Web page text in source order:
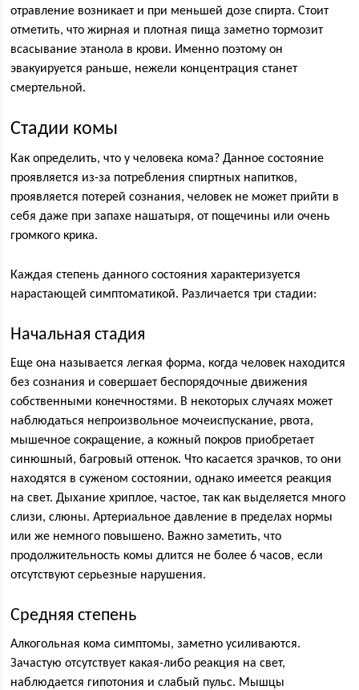
отравление возникает и при меньшей дозе спирта. Стоит
отметить, что жирная и плотная пища заметно тормозит
всасывание этанола в крови. Именно поэтому он
эвакуируется раньше, нежели концентрация станет
смертельной.
Стадии комы
Как определить, что у человека кома? Данное состояние
проявляется из-за потребления спиртных напитков,
проявляется потерей сознания, человек не может прийти в
себя даже при запахе нашатыря, от пощечины или очень
громкого крика.
Каждая степень данного состояния характеризуется
нарастающей симптоматикой. Различается три стадии:
Начальная стадия
Еще она называется легкая форма, когда человек находится
без сознания и совершает беспорядочные движения
собственными конечностями. В некоторых случаях может
наблюдаться непроизвольное мочеиспускание, рвота,
мышечное сокращение, а кожный покров приобретает
синюшный, багровый оттенок. Что касается зрачков, то они
находятся в суженом состоянии, однако имеется реакция
на свет. Дыхание хриплое, частое, так как выделяется много
слизи, слюны. Артериальное давление в пределах нормы
или же немного повышено. Важно заметить, что
продолжительность комы длится не более 6 часов, если
отсутствуют серьезные нарушения.
Средняя степень
Алкогольная кома симптомы, заметно усиливаются.
Зачастую отсутствует какая-либо реакция на свет,
наблюдается гипотония и слабый пульс. Мышцы